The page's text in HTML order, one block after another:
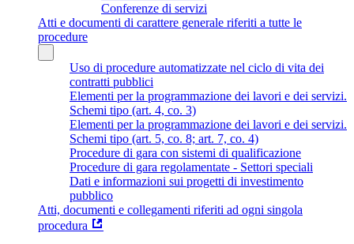
Conferenze di servizi
Atti e documenti di carattere generale riferiti a tutte le
procedure
Uso di procedure automatizzate nel ciclo di vita dei
contratti pubblici
Elementi per la programmazione dei lavori e dei servizi.
Schemi tipo (art. 4, co. 3)
Elementi per la programmazione dei lavori e dei servizi.
Schemi tipo (art. 5, co. 8; art. 7, co. 4)
Procedure di gara con sistemi di qualificazione
Procedure di gara regolamentate - Settori speciali
Dati e informazioni sui progetti di investimento
pubblico
Atti, documenti e collegamenti riferiti ad ogni singola
procedura